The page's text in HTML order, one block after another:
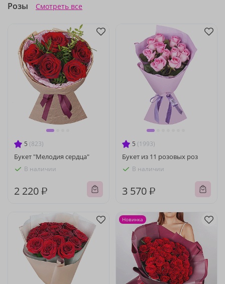
Розы Смотреть все
5 (823)
Букет "Мелодия сердца"
В наличии
2 220 ₽
5 (1993)
Букет из 11 розовых роз
В наличии
3 570 ₽
Новинка